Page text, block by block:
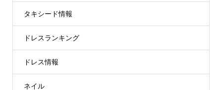
タキシード情報
ドレスランキング
ドレス情報
ネイル